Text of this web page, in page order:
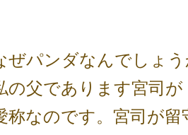
ぜパンダなんでしょ
父であります宮司が
称なのです。宮司が留